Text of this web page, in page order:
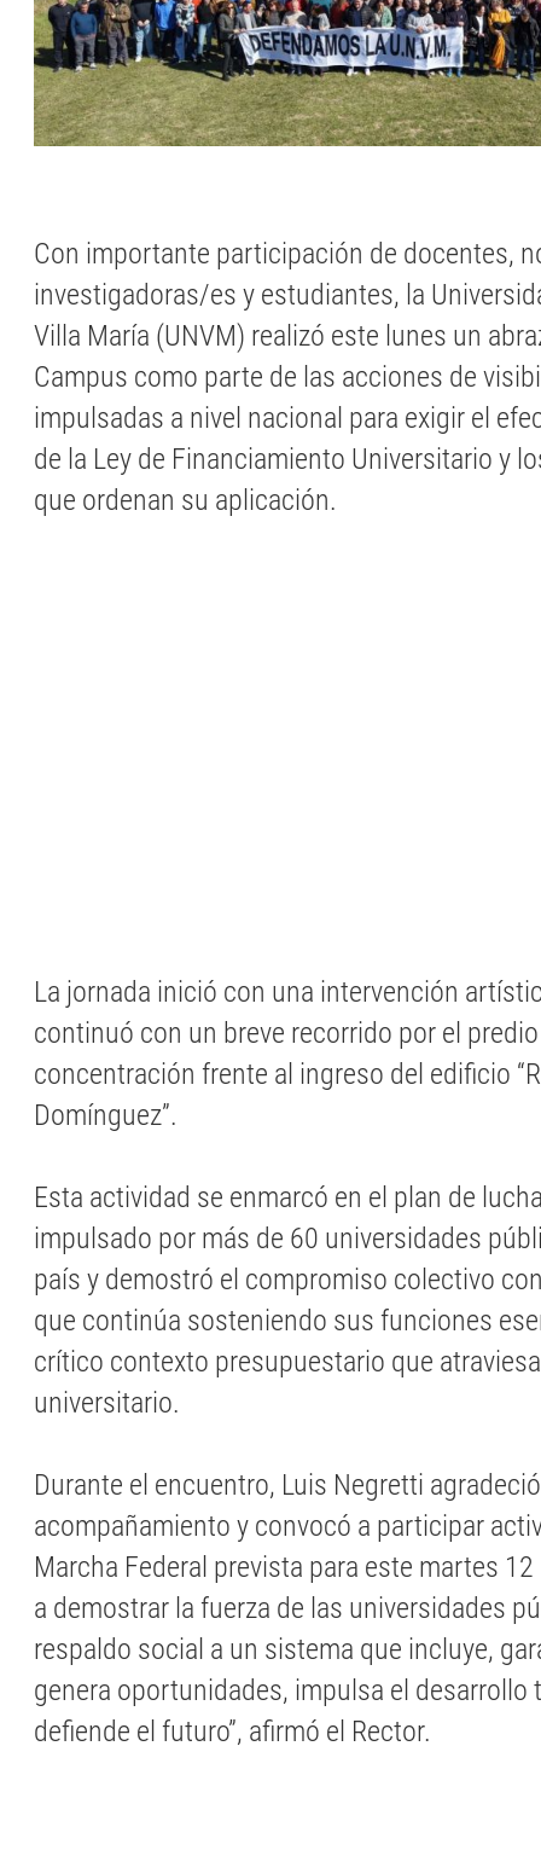
Con importante participación de docentes,
investigadoras/es y estudiantes, la
Villa María (UNVM) realizó este lunes un
Campus como parte de las acciones de
impulsadas a nivel nacional para exigir el
de la Ley de Financiamiento Universitario y
que ordenan su aplicación.
La jornada inició con una intervención
continuó con un breve recorrido por el
concentración frente al ingreso del edificio
Domínguez”.
Esta actividad se enmarcó en el plan de
impulsado por más de 60 universidades
país y demostró el compromiso colectivo
que continúa sosteniendo sus funciones
crítico contexto presupuestario que
universitario.
Durante el encuentro, Luis Negretti
acompañamiento y convocó a participar
Marcha Federal prevista para este martes 12
a demostrar la fuerza de las universidades
respaldo social a un sistema que incluye,
genera oportunidades, impulsa el desarrollo
defiende el futuro”, afirmó el Rector.